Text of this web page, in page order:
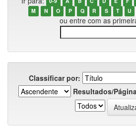
M
N O P Q R S T U
ou entre com as
Classificar por:
Resultados/Página